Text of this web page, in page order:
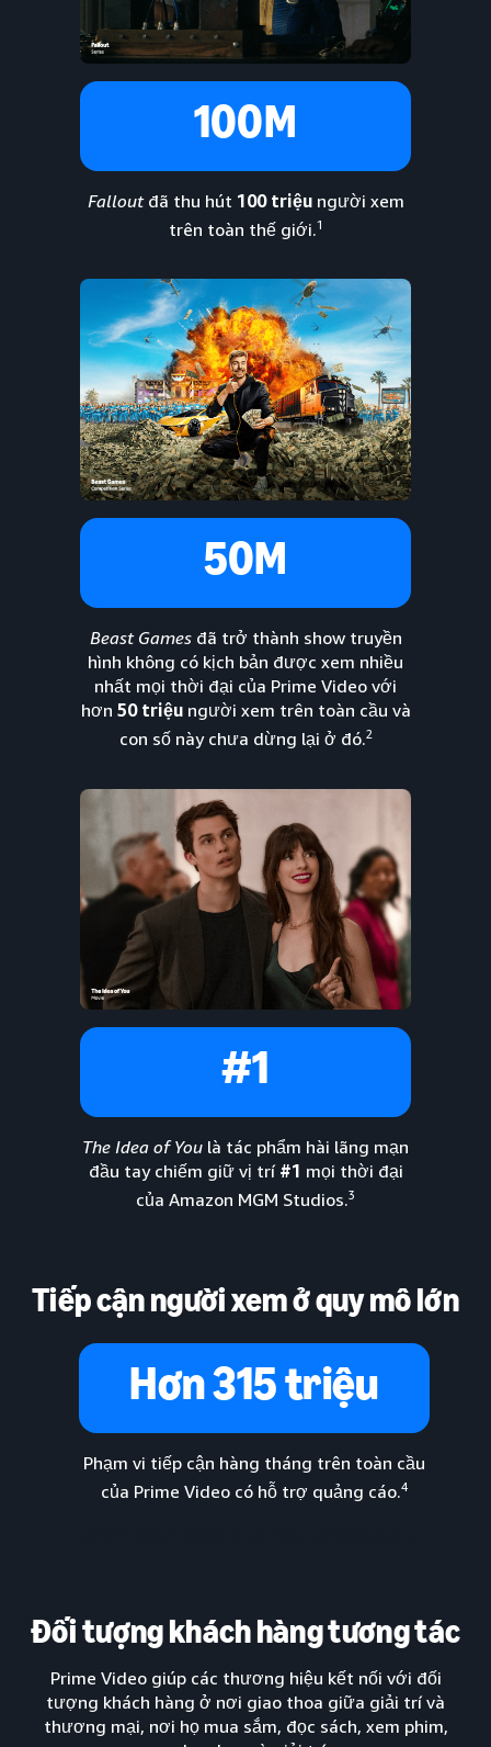
100M
Falloutđã thu hút 100 triệungười xem
trên toàn thế giới.1
50M
Beast Gamesđã trở thành show truyền
hình không có kịch bản được xem nhiều
nhất mọi thời đại của Prime Video với
hơn 50 triệungười xem trên toàn cầu và
con số này chưa dừng lại ở đó.2
#1
The Idea of You là tác phẩm hài lãng mạn
đầu tay chiếm giữ vị trí #1 mọi thời đại
của Amazon MGM Studios.3
Tiếp cận người xem ở quy mô lớn
Hơn 315 triệu
Phạm vi tiếp cận hàng tháng trên toàn cầu
của Prime Video có hỗ trợ quảng cáo.4
Đối tượng khách hàng tương tác
Prime Video giúp các thương hiệu kết nối với đối
tượng khách hàng ở nơi giao thoa giữa giải trí và
thương mại, nơi họ mua sắm, đọc sách, xem phim,